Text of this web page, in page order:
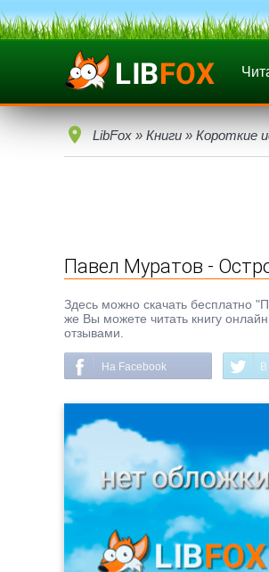
LibFox » Книги » Короткие
Павел Муратов -
Здесь можно скачать бесплатно
же Вы можете читать книгу
отзывами.
На Facebook